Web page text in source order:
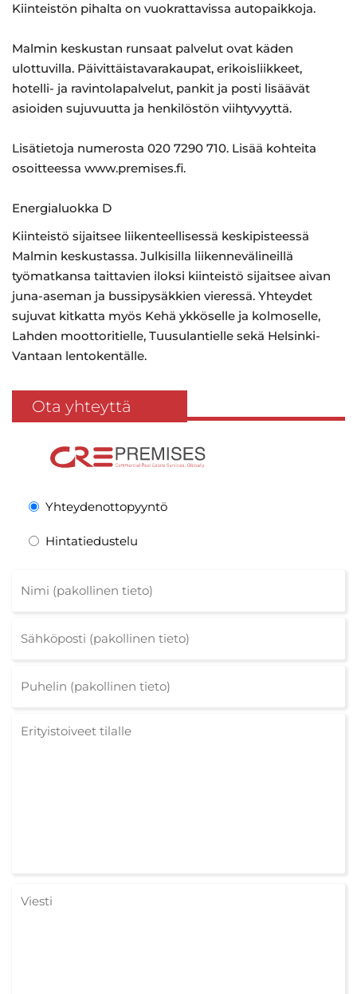
Kiinteistön pihalta on vuokrattavissa autopaikkoja.
Malmin keskustan runsaat palvelut ovat käden
ulottuvilla. Päivittäistavarakaupat, erikoisliikkeet,
hotelli- ja ravintolapalvelut, pankit ja posti lisäävät
asioiden sujuvuutta ja henkilöstön viihtyvyyttä.
Lisätietoja numerosta 020 7290 710. Lisää kohteita
osoitteessa www.premises.fi.
Energialuokka D
Kiinteistö sijaitsee liikenteellisessä keskipisteessä
Malmin keskustassa. Julkisilla liikennevälineillä
työmatkansa taittavien iloksi kiinteistö sijaitsee aivan
juna-aseman ja bussipysäkkien vieressä. Yhteydet
sujuvat kitkatta myös Kehä ykköselle ja kolmoselle,
Lahden moottoritielle, Tuusulantielle sekä Helsinki-
Vantaan lentokentälle.
Ota yhteyttä
Yhteydenottopyyntö
Hintatiedustelu